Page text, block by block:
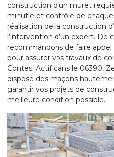
construction d’un muret
minutie et contrôle de
réalisation de la construction
l’intervention d’un expert. De
recommandons de faire
pour assurer vos travaux de
Contes. Actif dans le 06390,
dispose des maçons
garantir vos projets de
meilleure condition possible.